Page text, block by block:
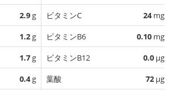
2.9g
1.2g
1.7g
0.4g
ビタミンC
24mg
ビタミンB6
0.10 mg
ビタミンB12
0.0 µg
葉酸
72 µg